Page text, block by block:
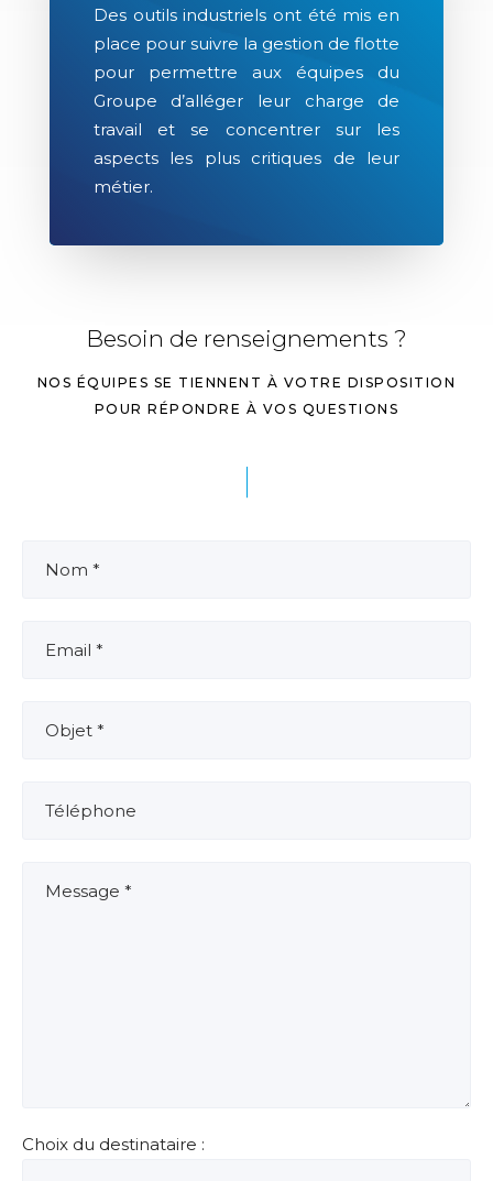
Des outils industriels ont été mis en
place pour suivre la gestion de flotte
pour permettre aux équipes du
Groupe d’alléger leur charge de
travail et se concentrer sur les
aspects les plus critiques de leur
métier.
Besoin de renseignements ?
NOS ÉQUIPES SE TIENNENT À VOTRE DISPOSITION
POUR RÉPONDRE À VOS QUESTIONS
Choix du destinataire :